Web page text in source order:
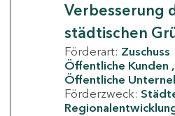
Verbesserung
städtischen
Förderart: Zuschuss
Öffentliche Kunden
Öffentliche
Förderzweck: